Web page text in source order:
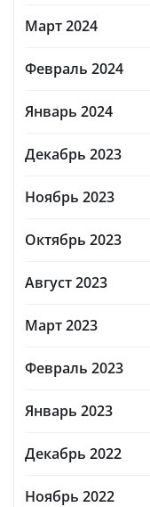
Март 2024
Февраль 2024
Январь 2024
Декабрь 2023
Ноябрь 2023
Октябрь 2023
Август 2023
Март 2023
Февраль 2023
Январь 2023
Декабрь 2022
Ноябрь 2022